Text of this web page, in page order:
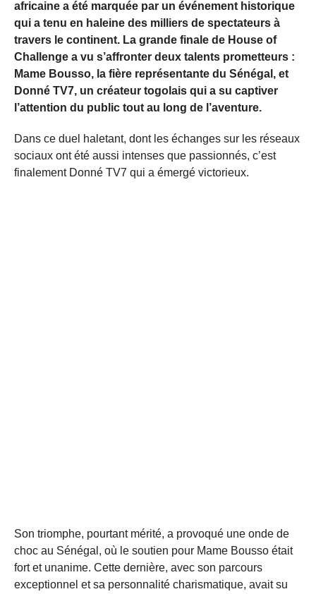
africaine a été marquée par un événement historique
qui a tenu en haleine des milliers de spectateurs à
travers le continent. La grande finale de House of
Challenge a vu s’affronter deux talents prometteurs :
Mame Bousso, la fière représentante du Sénégal, et
Donné TV7, un créateur togolais qui a su captiver
l’attention du public tout au long de l’aventure.
Dans ce duel haletant, dont les échanges sur les réseaux
sociaux ont été aussi intenses que passionnés, c’est
finalement Donné TV7 qui a émergé victorieux.
Son triomphe, pourtant mérité, a provoqué une onde de
choc au Sénégal, où le soutien pour Mame Bousso était
fort et unanime. Cette dernière, avec son parcours
exceptionnel et sa personnalité charismatique, avait su